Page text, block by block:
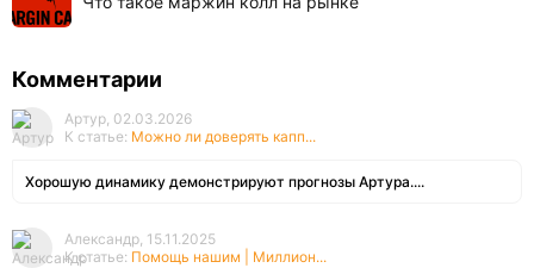
Комментарии
Артур, 02.03.2026
К статье: Можно ли доверять капп...
Хорошую динамику демонстрируют прогнозы Артура....
Александр, 15.11.2025
К статье: Помощь нашим | Миллион...